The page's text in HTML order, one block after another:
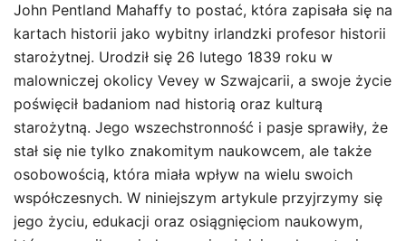
John Pentland Mahaffy to postać, która zapisała się na
kartach historii jako wybitny irlandzki profesor historii
starożytnej. Urodził się 26 lutego 1839 roku w
malowniczej okolicy Vevey w Szwajcarii, a swoje życie
poświęcił badaniom nad historią oraz kulturą
starożytną. Jego wszechstronność i pasje sprawiły, że
stał się nie tylko znakomitym naukowcem, ale także
osobowością, która miała wpływ na wielu swoich
współczesnych. W niniejszym artykule przyjrzymy się
jego życiu, edukacji oraz osiągnięciom naukowym,